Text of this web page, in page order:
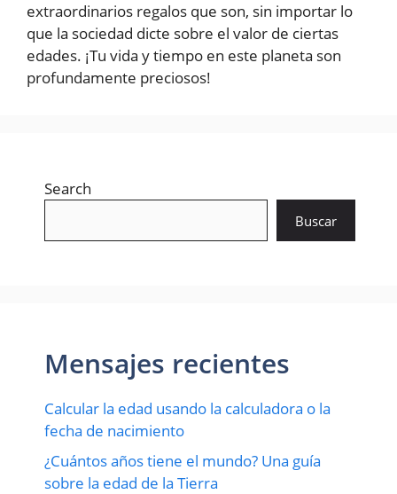
extraordinarios regalos que son, sin importar lo
que la sociedad dicte sobre el valor de ciertas
edades. ¡Tu vida y tiempo en este planeta son
profundamente preciosos!
Search
Buscar
Mensajes recientes
Calcular la edad usando la calculadora o la
fecha de nacimiento
¿Cuántos años tiene el mundo? Una guía
sobre la edad de la Tierra